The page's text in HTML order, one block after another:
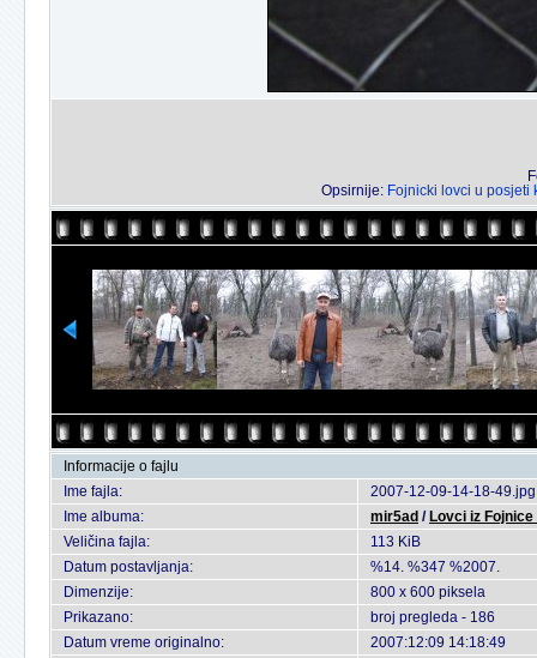
Opsirnije: Fojnicki lovci u posjeti
Informacije o fajlu
Ime fajla:
2007-12-09-14-18-49.jpg
Ime albuma:
mir5ad / Lovci iz
Veličina fajla:
113 KiB
Datum postavljanja:
%14. %347 %2007.
Dimenzije:
800 x 600 piksela
Prikazano:
broj pregleda - 186
Datum vreme originalno:
2007:12:09 14:18:49